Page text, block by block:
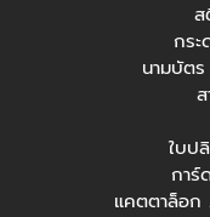
ส
กร
นามบัต
ใบป
การ์
แคตตาล็อ